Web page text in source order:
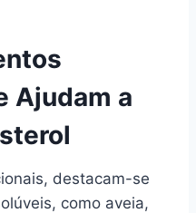
Ajudam a
destacam-se
como aveia,